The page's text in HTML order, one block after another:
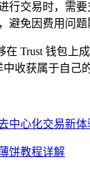
行交易时，需
避免因费用问题
在 Trust 钱包上
收获属于自己
中心化交易新体
饼教程详解